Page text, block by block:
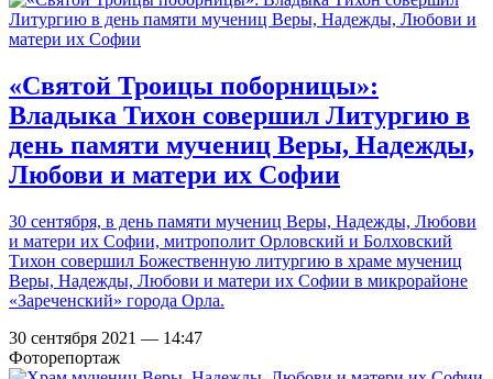
«Святой Троицы поборницы»:
Владыка Тихон совершил Литургию в
день памяти мучениц Веры, Надежды,
Любови и матери их Софии
30 сентября, в день памяти мучениц Веры, Надежды, Любови
и матери их Софии, митрополит Орловский и Болховский
Тихон совершил Божественную литургию в храме мучениц
Веры, Надежды, Любови и матери их Софии в микрорайоне
«Зареченский» города Орла.
30 сентября 2021 — 14:47
Фоторепортаж